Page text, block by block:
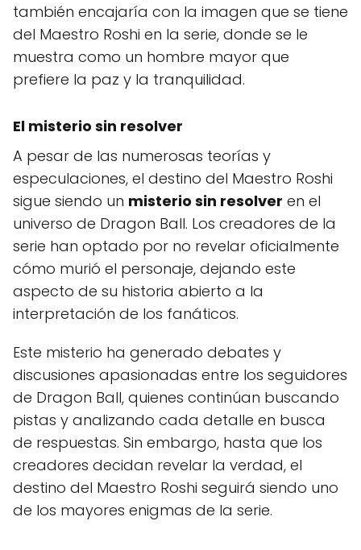
también encajaría con la imagen que se tiene
del Maestro Roshi en la serie, donde se le
muestra como un hombre mayor que
prefiere la paz y la tranquilidad.
El misterio sin resolver
A pesar de las numerosas teorías y
especulaciones, el destino del Maestro Roshi
sigue siendo un misterio sin resolver en el
universo de Dragon Ball. Los creadores de la
serie han optado por no revelar oficialmente
cómo murió el personaje, dejando este
aspecto de su historia abierto a la
interpretación de los fanáticos.
Este misterio ha generado debates y
discusiones apasionadas entre los seguidores
de Dragon Ball, quienes continúan buscando
pistas y analizando cada detalle en busca
de respuestas. Sin embargo, hasta que los
creadores decidan revelar la verdad, el
destino del Maestro Roshi seguirá siendo uno
de los mayores enigmas de la serie.